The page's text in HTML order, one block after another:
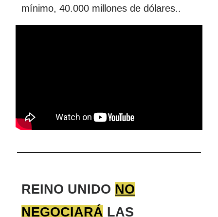
mínimo, 40.000 millones de dólares..
REINO UNIDO NO
NEGOCIARÁ LAS